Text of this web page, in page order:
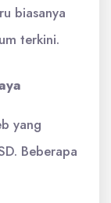
biasanya
terkini.
yang
Beberapa